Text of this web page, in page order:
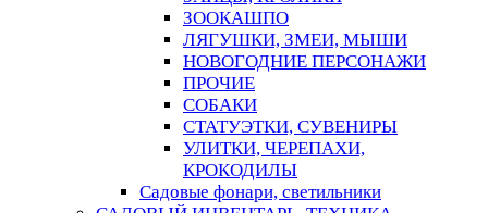
ЗООКАШПО
ЛЯГУШКИ, ЗМЕИ, МЫШИ
НОВОГОДНИЕ ПЕРСОНАЖИ
ПРОЧИЕ
СОБАКИ
СТАТУЭТКИ, СУВЕНИРЫ
УЛИТКИ, ЧЕРЕПАХИ,
КРОКОДИЛЫ
Садовые фонари, светильники